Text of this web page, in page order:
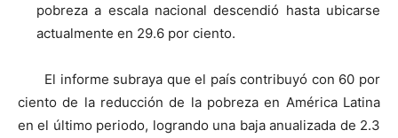
pobreza a escala nacional descendió hasta ubicarse
actualmente en 29.6 por ciento.
El informe subraya que el país contribuyó con 60 por
ciento de la reducción de la pobreza en América Latina
en el último periodo, logrando una baja anualizada de 2.3